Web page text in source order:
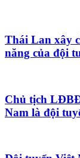
Thái Lan xây
năng của đội
Chủ tịch
Nam là đội